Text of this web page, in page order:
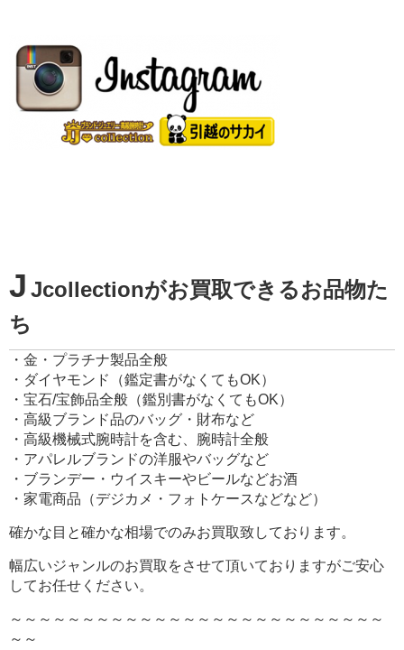
J Jcollectionがお買取できるお品物た
ち
・金・プラチナ製品全般
・ダイヤモンド（鑑定書がなくてもOK）
・宝石/宝飾品全般（鑑別書がなくてもOK）
・高級ブランド品のバッグ・財布など
・高級機械式腕時計を含む、腕時計全般
・アパレルブランドの洋服やバッグなど
・ブランデー・ウイスキーやビールなどお酒
・家電商品（デジカメ・フォトケースなどなど）
確かな目と確かな相場でのみお買取致しております。
幅広いジャンルのお買取をさせて頂いておりますがご安心
してお任せください。
～～～～～～～～～～～～～～～～～～～～～～～～～～
～～